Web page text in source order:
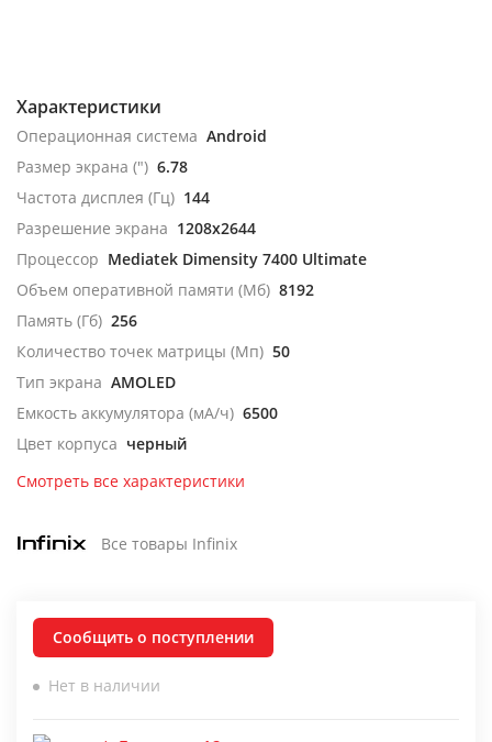
Характеристики
Операционная система Android
Размер экрана (") 6.78
Частота дисплея (Гц) 144
Разрешение экрана 1208x2644
Процессор Mediatek Dimensity 7400 Ultimate
Объем оперативной памяти (Мб) 8192
Память (Гб) 256
Количество точек матрицы (Мп) 50
Тип экрана AMOLED
Емкость аккумулятора (мА/ч) 6500
Цвет корпуса черный
Смотреть все характеристики
Все товары Infinix
Сообщить о поступлении
Нет в наличии